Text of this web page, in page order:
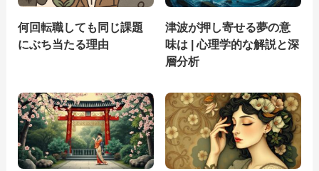
何回転職しても同じ課題
にぶち当たる理由
津波が押し寄せる夢の意
味は | 心理学的な解説と深
層分析